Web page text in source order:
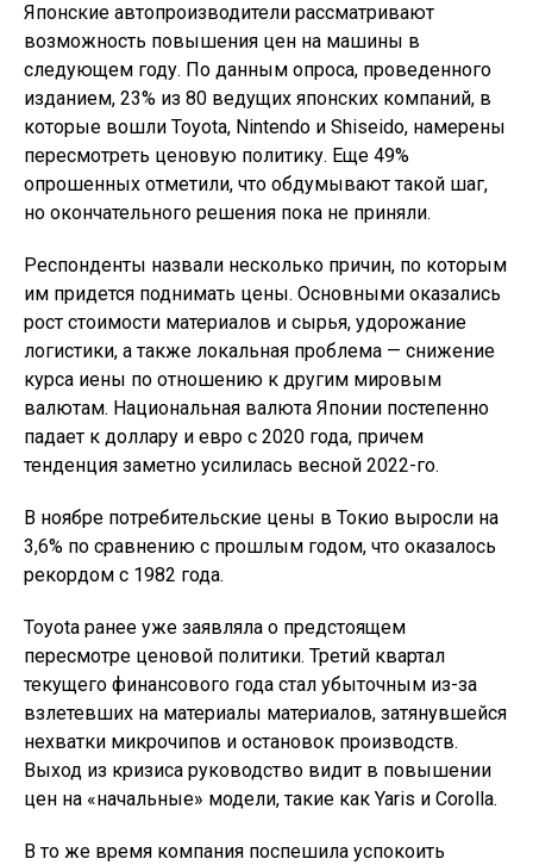
Японские автопроизводители рассматривают
возможность повышения цен на машины в
следующем году. По данным опроса, проведенного
изданием, 23% из 80 ведущих японских компаний, в
которые вошли Toyota, Nintendo и Shiseido, намерены
пересмотреть ценовую политику. Еще 49%
опрошенных отметили, что обдумывают такой шаг,
но окончательного решения пока не приняли.
Респонденты назвали несколько причин, по которым
им придется поднимать цены. Основными оказались
рост стоимости материалов и сырья, удорожание
логистики, а также локальная проблема — снижение
курса иены по отношению к другим мировым
валютам. Национальная валюта Японии постепенно
падает к доллару и евро с 2020 года, причем
тенденция заметно усилилась весной 2022-го.
В ноябре потребительские цены в Токио выросли на
3,6% по сравнению с прошлым годом, что оказалось
рекордом с 1982 года.
Toyota ранее уже заявляла о предстоящем
пересмотре ценовой политики. Третий квартал
текущего финансового года стал убыточным из-за
взлетевших на материалы материалов, затянувшейся
нехватки микрочипов и остановок производств.
Выход из кризиса руководство видит в повышении
цен на «начальные» модели, такие как Yaris и Corolla.
В то же время компания поспешила успокоить